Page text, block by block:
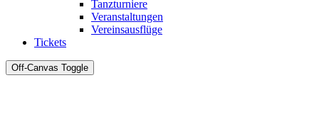
Tanzturniere
Veranstaltungen
Vereinsausflüge
Tickets
Off-Canvas Toggle